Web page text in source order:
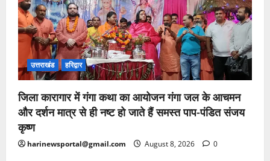
उत्तराखंड हरिद्वार
जिला कारागार में गंगा कथा का आयोजन गंगा जल के आचमन
और दर्शन मात्र से ही नष्ट हो जाते हैं समस्त पाप-पंडित संजय
कृष्ण
harinewsportal@gmail.com August 8, 2026 0